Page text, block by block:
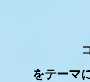
をテーマ